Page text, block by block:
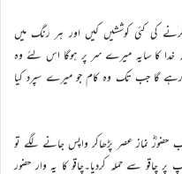
کی کئی کوششیں کیں اور ہر رنگ میں
کہ خدا کا سایہ میرے سر پر ہوگا اس لئے وہ
گا جب تک وہ کام جو میرے سپرد کیا
میں جب حضورؓ نماز عصر پڑھاکر واپس جانے لگے تو
سے حملہ کردیا۔چاقو کا یہ وار حضور